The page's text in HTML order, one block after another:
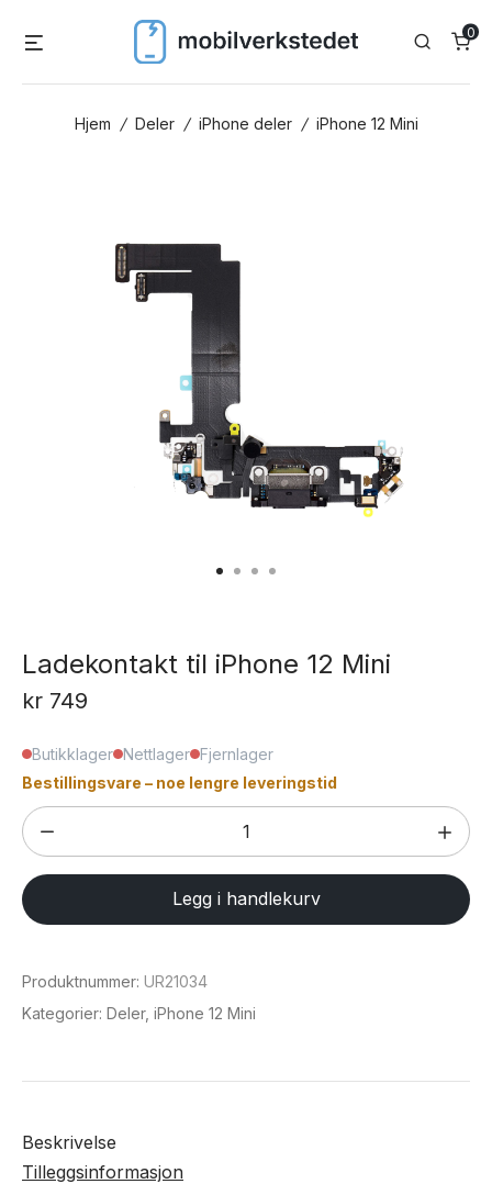
Search
0
Hjem / Deler / iPhone deler / iPhone 12 Mini
Ladekontakt til iPhone 12 Mini
kr 749
Butikklager Nettlager Fjernlager
Bestillingsvare – noe lengre leveringstid
Ladekontakt
til
iPhone
12
antall
Legg i handlekurv
Produktnummer: UR21034
Kategorier: Deler, iPhone 12 Mini
Beskrivelse
Tilleggsinformasjon